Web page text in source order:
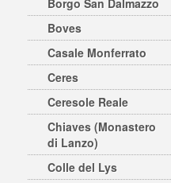
Borgo San Dalmazzo
Boves
Casale Monferrato
Ceres
Ceresole Reale
Chiaves (Monastero
di Lanzo)
Colle del Lys